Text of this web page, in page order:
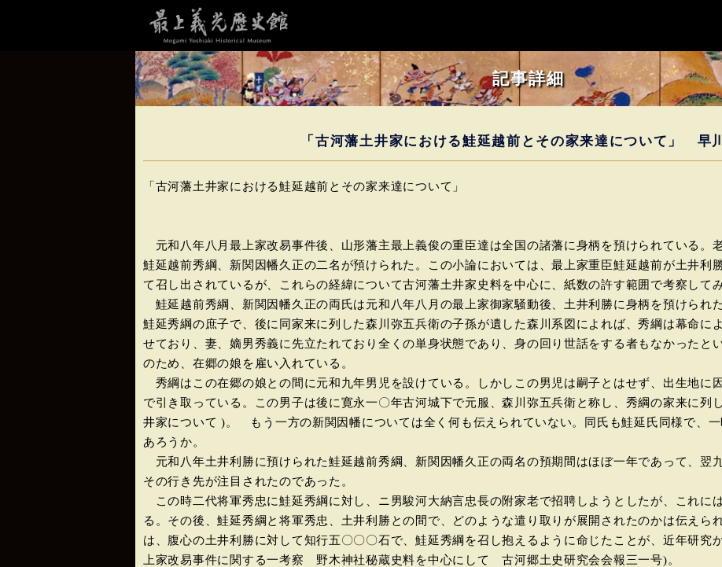
記事詳細
「古河藩土井家における鮭延越前とその家来達について」 早
「古河藩土井家における鮭延越前とその家来達について」
元和八年八月最上家改易事件後、山形藩主最上義俊の重臣達は全国の諸藩に身柄を預けられている。
鮭延越前秀綱、新関因幡久正の二名が預けられた。この小論においては、最上家重臣鮭延越前が土井利
て召し出されているが、これらの経緯について古河藩土井家史料を中心に、紙数の許す範囲で考察して
鮭延越前秀綱、新関因幡久正の両氏は元和八年八月の最上家御家騒動後、土井利勝に身柄を預けられ
鮭延秀綱の庶子で、後に同家来に列した森川弥五兵衛の子孫が遺した森川系図によれば、秀綱は幕命に
せており、妻、嫡男秀義に先立たれており全くの単身状態であり、身の回り世話をする者もなかったと
のため、在郷の娘を雇い入れている。
秀綱はこの在郷の娘との間に元和九年男児を設けている。しかしこの男児は嗣子とはせず、出生地に
で引き取っている。この男子は後に寛永一〇年古河城下で元服、森川弥五兵衛と称し、秀綱の家来に列
井家について )。 もう一方の新関因幡については全く何も伝えられていない。同氏も鮭延氏同様で、
あろうか。
元和八年土井利勝に預けられた鮭延越前秀綱、新関因幡久正の両名の預期間はほぼ一年であって、翌
その行き先が注目されたのであった。
この時二代将軍秀忠に鮭延秀綱に対し、ニ男駿河大納言忠長の附家老で招聘しようとしたが、これに
る。その後、鮭延秀綱と将軍秀忠、土井利勝との間で、どのような遣り取りが展開されたのかは伝えら
は、腹心の土井利勝に対して知行五〇〇〇石で、鮭延秀綱を召し抱えるように命じたことが、近年研
上家改易事件に関する一考察 野木神社秘蔵史料を中心にして 古河郷土史研究会会報三一号)。